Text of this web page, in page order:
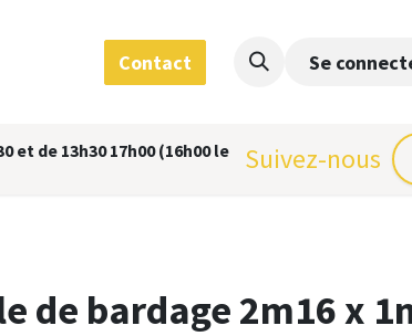
Contact Se
et de 13h30 17h00 (16h00 le Suivez-nous
de bardage 2m16 x